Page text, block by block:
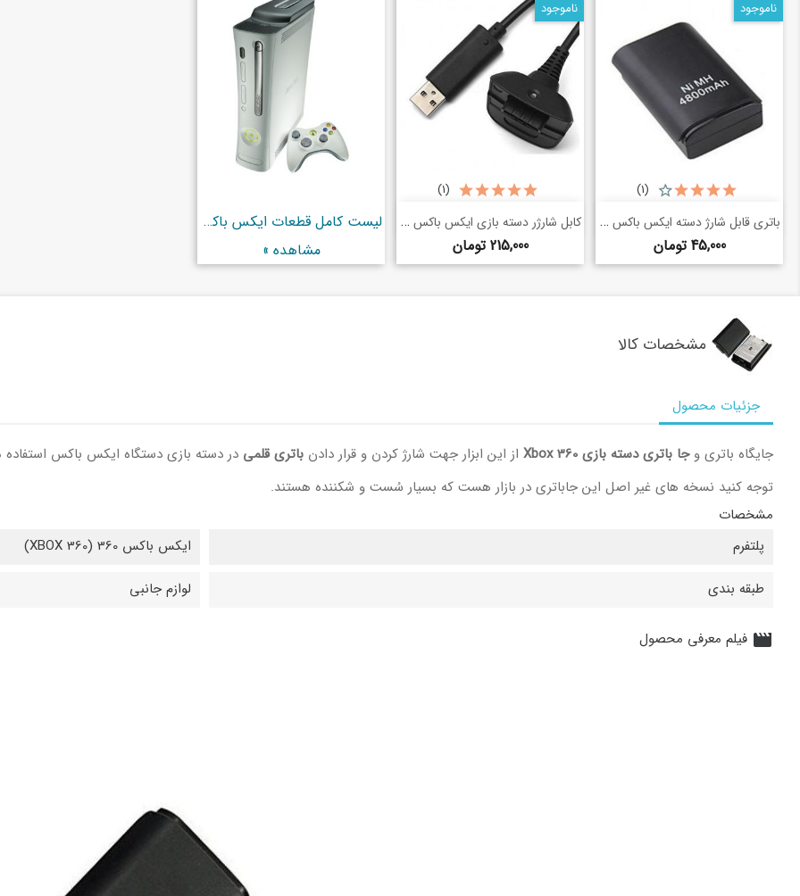
باتری قابل شارژ دسته ایکس باکس 360
قیمت45,000 تومان
(1)
ناموجود
shopping_basketخرید سریع
کابل شارژر دسته بازی ایکس باکس 360
قیمت215,000 تومان
(1)
ناموجود
shopping_basketخرید سریع
لیست کامل قطعات ایکس باکس 360
مشاهده »
مشخصات کالا
جزئیات محصول
جایگاه باتری و جا باتری دسته بازی Xbox 360 از این ابزار جهت شارژ کردن و قرار دادن باتری قلمی در دسته بازی دستگاه ایکس باکس
توجه کنید نسخه های غیر اصل این جاباتری در بازار هست که بسیار سُست و شکننده هستند.
مشخصات
پلتفرم
ایکس باکس 360 (XBOX 360)
طبقه بندی
لوازم جانبی
movie فیلم معرفی محصول